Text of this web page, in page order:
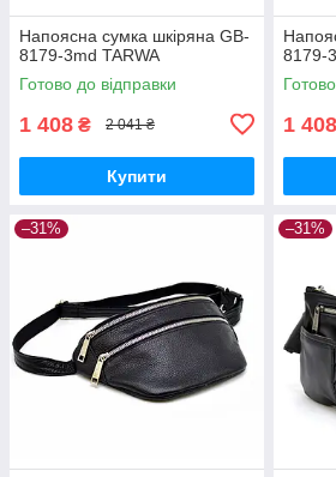
Напоясна сумка шкіряна GB-
8179-3md TARWA
Готово до відправки
1 408 ₴ 2 041 ₴
Купити
8179-
1 408
–31% –31%